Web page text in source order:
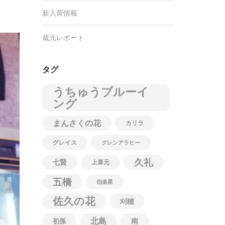
新入荷情報
蔵元レポート
タグ
うちゅうブルーイ
ング
まんさくの花 カリラ
グレイス グレンアラヒー
七賢 上喜元
久礼
五橋
伯楽星
佐久の花 刈穂
初孫 北島 南